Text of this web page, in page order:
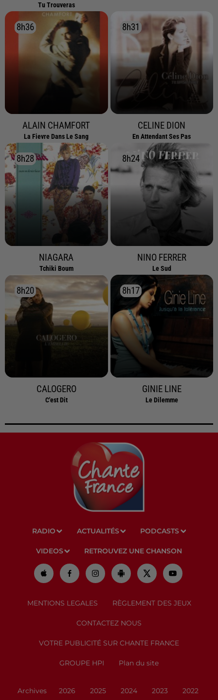
Tu Trouveras
8h36
8h36
ALAIN CHAMFORT
La Fievre Dans Le Sang
8h31
8h31
CELINE DION
En Attendant Ses Pas
8h28
8h28
NIAGARA
Tchiki Boum
8h24
8h24
NINO FERRER
Le Sud
8h20
8h20
CALOGERO
C'est Dit
8h17
8h17
GINIE LINE
Le Dilemme
RADIO ACTUALITÉS PODCASTS
VIDEOS RETROUVEZ UNE CHANSON
MENTIONS LEGALES RÈGLEMENT DES JEUX
CONTACTEZ NOUS
VOTRE PUBLICITÉ SUR CHANTE FRANCE
GROUPE HPI Plan du site
Archives 2026 2025 2024 2023 2022